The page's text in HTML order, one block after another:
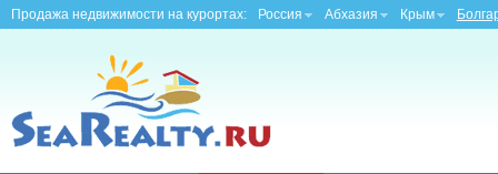
Продажа недвижимости на курортах: Россия Абхазия Крым